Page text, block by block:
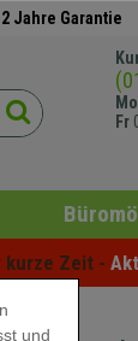
2 Jahre Garantie
Fr
kurze Zeit -
und